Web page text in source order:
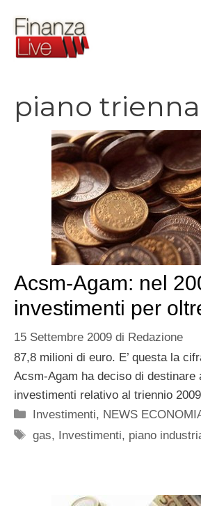
contenuto
piano
Acsm-Agam: nel
investimenti per
15 Settembre 2009 di Redazione
87,8 milioni di euro. E’ questa la
Acsm-Agam ha deciso di destinare
investimenti relativo al triennio
Categorie
Investimenti, NEWS
Tag
gas, Investimenti, piano